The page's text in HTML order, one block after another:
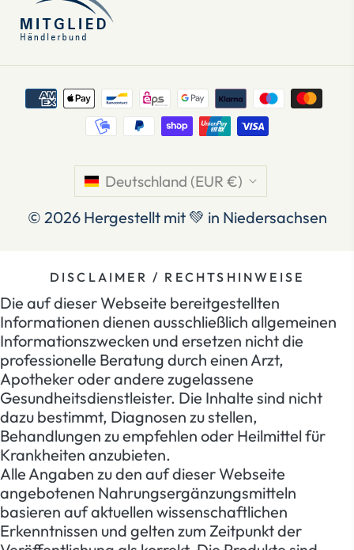
Deutschland (EUR €)
© 2026 Hergestellt mit 💚 in Niedersachsen
DISCLAIMER / RECHTSHINWEISE
Die auf dieser Webseite bereitgestellten
Informationen dienen ausschließlich allgemeinen
Informationszwecken und ersetzen nicht die
professionelle Beratung durch einen Arzt,
Apotheker oder andere zugelassene
Gesundheitsdienstleister. Die Inhalte sind nicht
dazu bestimmt, Diagnosen zu stellen,
Behandlungen zu empfehlen oder Heilmittel für
Krankheiten anzubieten.
Alle Angaben zu den auf dieser Webseite
angebotenen Nahrungsergänzungsmitteln
basieren auf aktuellen wissenschaftlichen
Erkenntnissen und gelten zum Zeitpunkt der